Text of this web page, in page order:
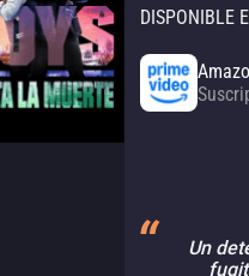
DISPONIBLE
izzitv
Un